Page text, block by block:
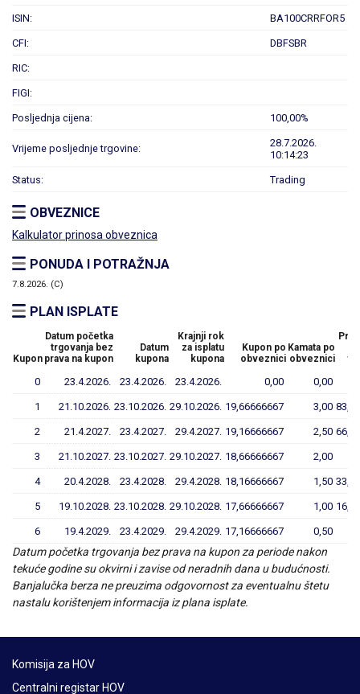
ISIN: BA100CRRFOR5
CFI: DBFSBR
RIC:
FIGI:
Posljednja cijena: 100,00%
Vrijeme posljednje trgovine:
28.7.2026.
10:14:23
Status: Trading
OBVEZNICE
Kalkulator prinosa obveznica
PONUDA I POTRAŽNJA
7.8.2026. (C)
PLAN ISPLATE
Kupon
Datum početka
trgovanja bez
prava na kupon
Datum
kupona
Krajnji rok
za isplatu
kupona
Kupon po
obveznici
Kamata po
obveznici
0 23.4.2026. 23.4.2026. 23.4.2026. 0,00 0,00
1 21.10.2026. 23.10.2026. 29.10.2026. 19,66666667 3,00
2 21.4.2027. 23.4.2027. 29.4.2027. 19,16666667 2,50
3 21.10.2027. 23.10.2027. 29.10.2027. 18,66666667 2,00
4 20.4.2028. 23.4.2028. 29.4.2028. 18,16666667 1,50
5 19.10.2028. 23.10.2028. 29.10.2028. 17,66666667 1,00
6 19.4.2029. 23.4.2029. 29.4.2029. 17,16666667 0,50
Datum početka trgovanja bez prava na kupon za periode nakon
tekuće godine su okvirni i zavise od neradnih dana u budućnosti.
Banjalučka berza ne preuzima odgovornost za eventualnu štetu
nastalu korištenjem informacija iz plana isplate.
Komisija za HOV
Centralni registar HOV